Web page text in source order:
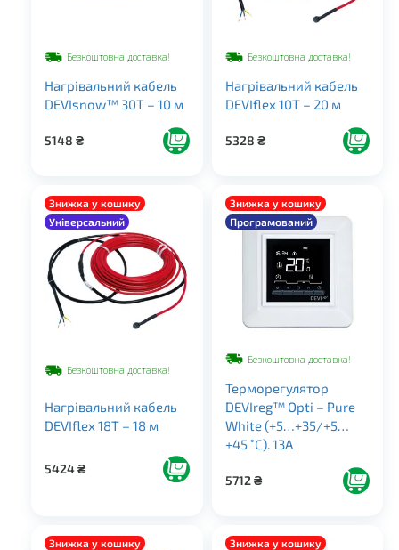
Безкоштовна доставка!
Нагрівальний кабель
DEVIsnow™ 30T – 10 м
5148 ₴
Безкоштовна доставка!
Нагрівальний кабель
DEVIflex 10Т – 20 м
5328 ₴
Знижка у кошику
Універсальний
Безкоштовна доставка!
Нагрівальний кабель
DEVIflex 18T – 18 м
5424₴
Знижка у кошику
Програмований
Безкоштовна доставка!
Терморегулятор
DEVIreg™ Opti – Pure
White (+5…+35/+5…
+45 ˚С). 13A
5712₴
Знижка у кошику
Знижка у кошику